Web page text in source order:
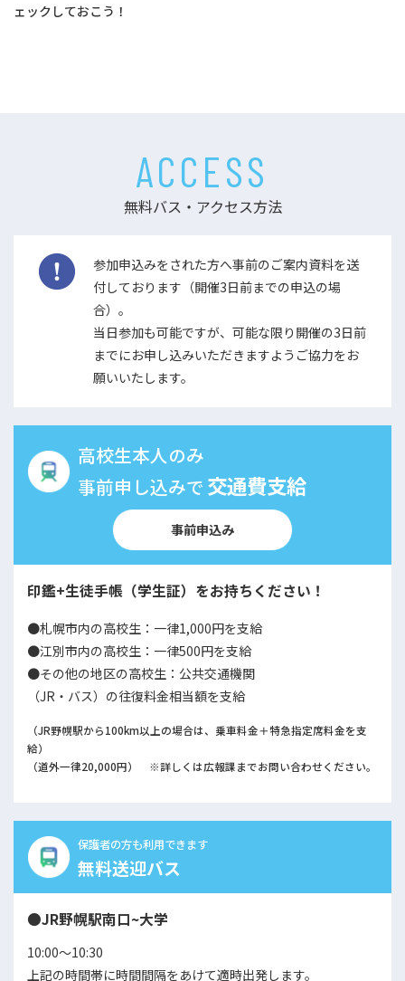
ェックしておこう！
ACCESS
無料バス・アクセス方法
参加申込みをされた方へ事前のご案内資料を送
付しております（開催3日前までの申込の場
合）。
当日参加も可能ですが、可能な限り開催の3日前
までにお申し込みいただきますようご協力をお
願いいたします。
高校生本人のみ
事前申し込みで 交通費支給
事前申込み
印鑑+生徒手帳（学生証）をお持ちください！
●札幌市内の高校生：一律1,000円を支給
●江別市内の高校生：一律500円を支給
●その他の地区の高校生：公共交通機関
（JR・バス）の往復料金相当額を支給
（JR野幌駅から100km以上の場合は、乗車料金＋特急指定席料金を支
給）
（道外一律20,000円） ※詳しくは広報課までお問い合わせください。
保護者の方も利用できます
無料送迎バス
●JR野幌駅南口~大学
10:00〜10:30
上記の時間帯に時間間隔をあけて適時出発します。